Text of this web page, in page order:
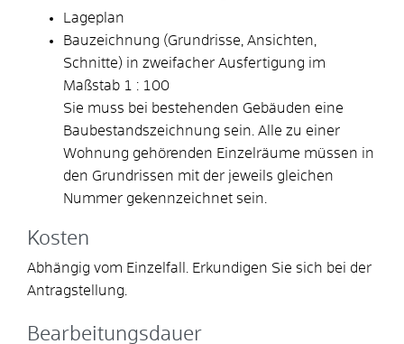
Lageplan
Bauzeichnung (Grundrisse, Ansichten,
Schnitte) in zweifacher Ausfertigung im
Maßstab 1 : 100
Sie muss bei bestehenden Gebäuden eine
Baubestandszeichnung sein. Alle zu einer
Wohnung gehörenden Einzelräume müssen in
den Grundrissen mit der jeweils gleichen
Nummer gekennzeichnet sein.
Kosten
Abhängig vom Einzelfall. Erkundigen Sie sich bei der
Antragstellung.
Bearbeitungsdauer